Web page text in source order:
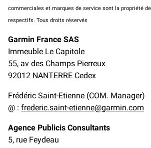
commerciales et marques de service sont la propriété
respectifs. Tous droits réservés
Garmin France SAS
Immeuble Le Capitole
55, av des Champs Pierreux
92012 NANTERRE Cedex
Frédéric Saint-Etienne (COM. Manager)
@ : frederic.saint-etienne@garmin.com
Agence Publicis Consultants
5, rue Feydeau